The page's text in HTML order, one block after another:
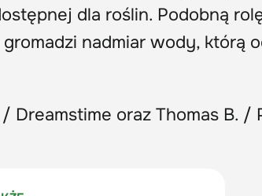
dla roślin. Podobną
nadmiar wody, którą
Dreamstime oraz Thomas B. /